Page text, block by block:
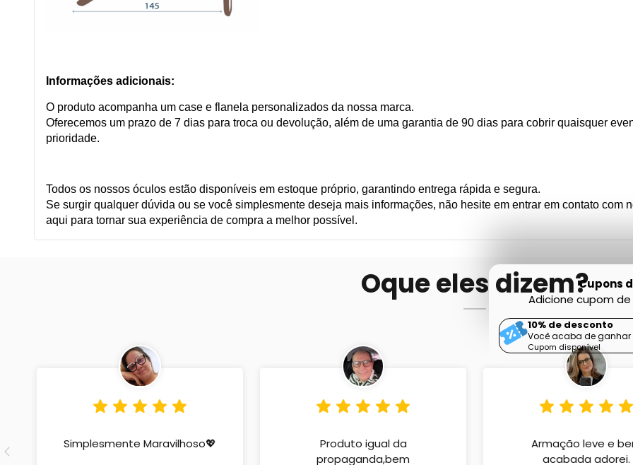
Cupons
Adicione cupom
10% de desconto
Você acaba de ganhar
Cupom disponível
Informações adicionais:
O produto acompanha um case e flanela personalizados da nossa marca.
Oferecemos um prazo de 7 dias para troca ou devolução, além de uma garantia de 90 dias para cobrir quaisquer
prioridade.
Todos os nossos óculos estão disponíveis em estoque próprio, garantindo entrega rápida e segura.
Se surgir qualquer dúvida ou se você simplesmente deseja mais informações, não hesite em entrar em contato com
aqui para tornar sua experiência de compra a melhor possível.
Oque eles dizem?
Simplesmente Maravilhoso💖
Produto igual da
propaganda,bem
Armação leve e
acabada adorei.